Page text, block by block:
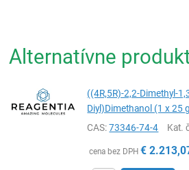
Alternatívne
((4R,5R)-2,2-Dimethyl-
Diyl)Dimethanol (1 x 25
CAS:73346-74-4 Kat.
cena bez DPH €